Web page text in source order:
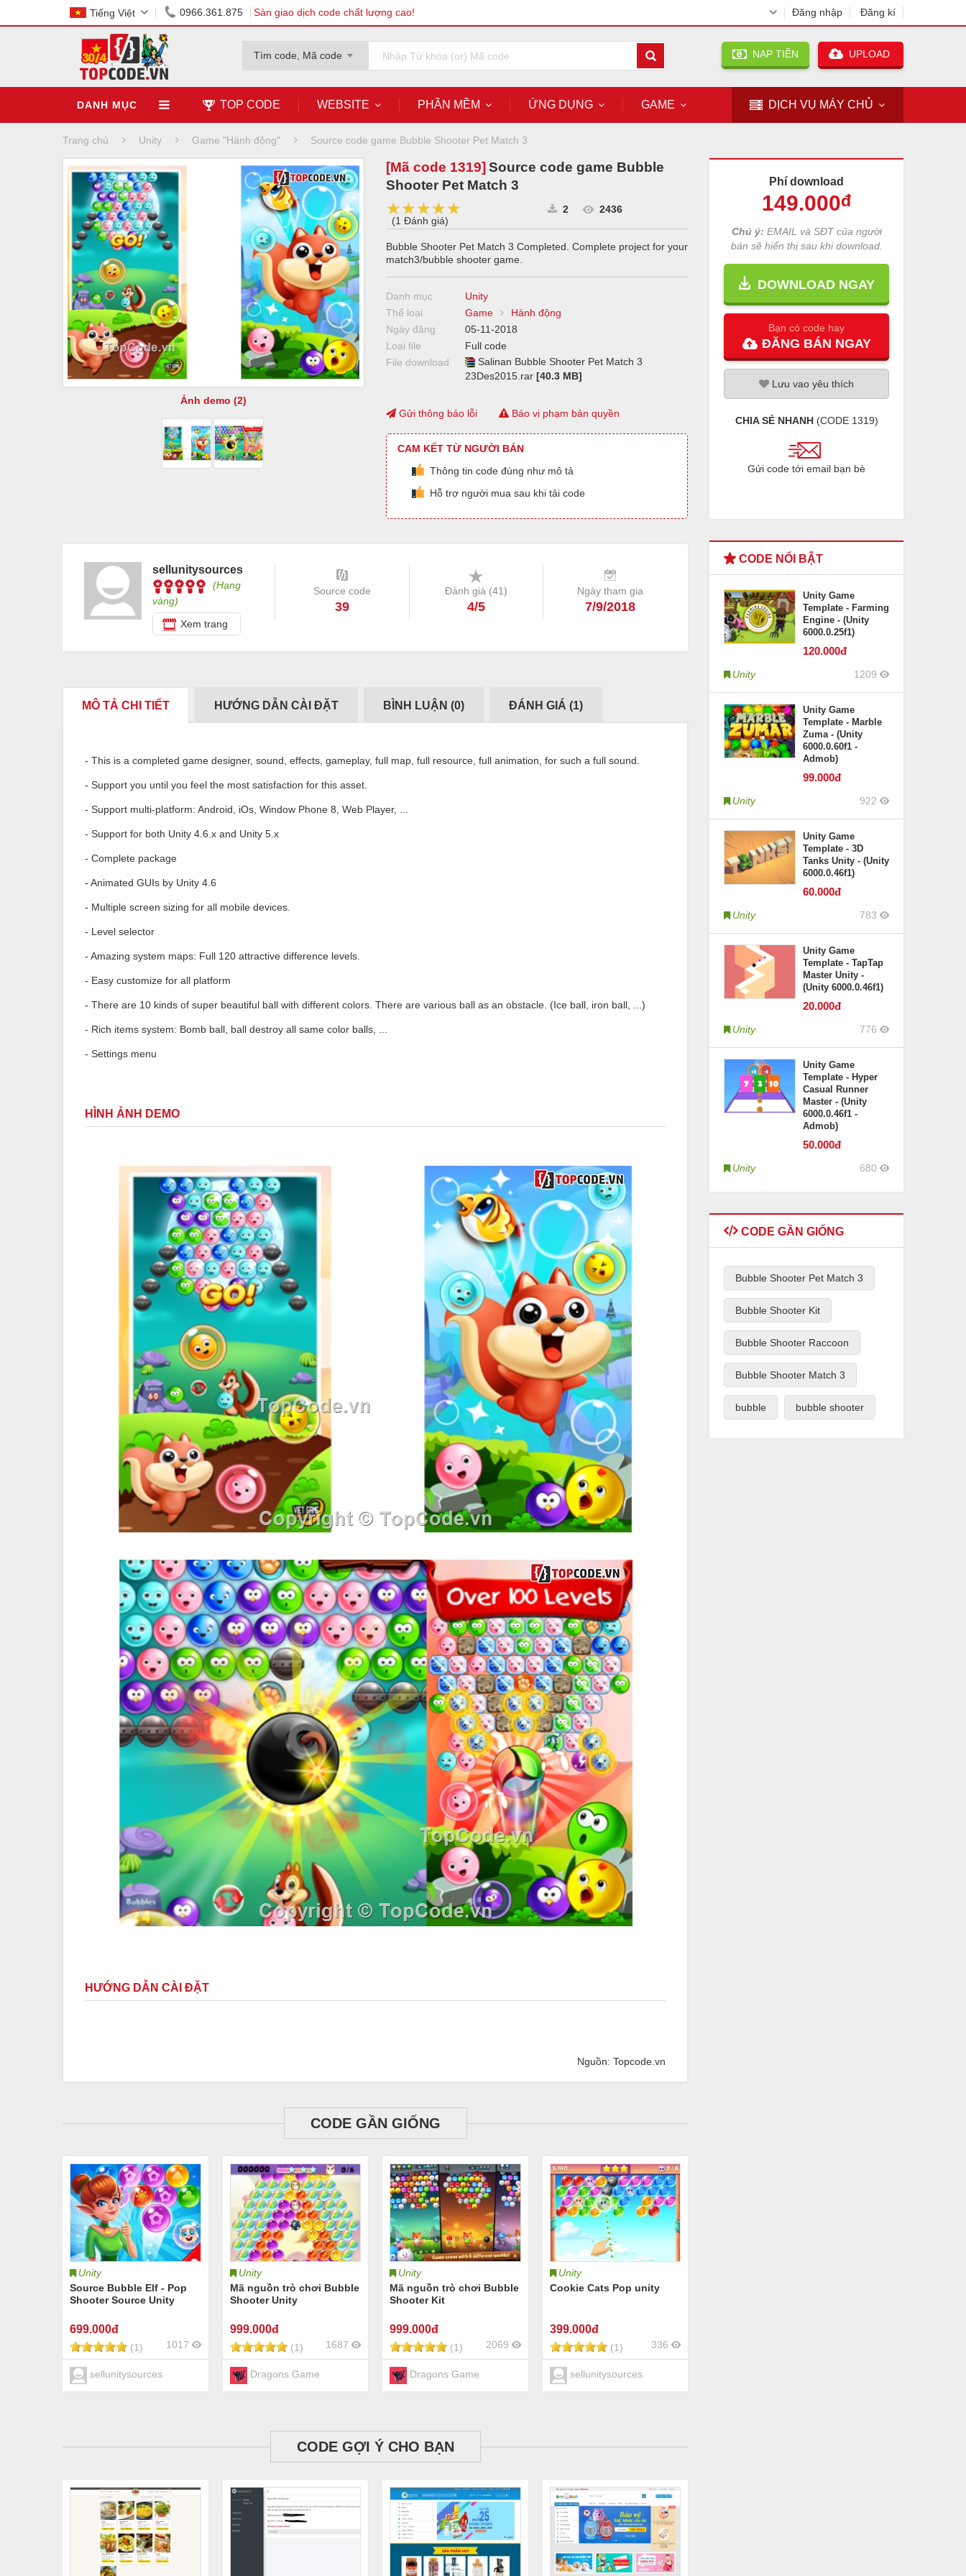
Tiếng Việt 0966.361.875 Sàn giao dịch code chất lượng cao! Đăng nhập Đăng kí
Tìm code, Mã code NẠP TIỀN UPLOAD
DANH MỤC TOP CODE WEBSITE PHẦN MỀM ỨNG DỤNG GAME DỊCH VỤ MÁY CHỦ
Trang chủ Unity Game "Hành động" Source code game Bubble Shooter Pet Match 3
Ảnh demo (2)
[Mã code 1319] Source code game Bubble
Shooter Pet Match 3
★★★★★
★★★★★
★★★★★
(1 Đánh giá)
2 2436
Bubble Shooter Pet Match 3 Completed. Complete project for your
match3/bubble shooter game.
Danh mục
Unity
Thể loại
Game
Hành động
Ngày đăng
05-11-2018
Loại file
Full code
File download
Salinan Bubble Shooter Pet Match 3
23Des2015.rar [40.3 MB]
Gửi thông báo lỗi Báo vi phạm bản quyền
CAM KẾT TỪ NGƯỜI BÁN
Thông tin code đúng như mô tả
Hỗ trợ người mua sau khi tải code
sellunitysources
(Hạng
vàng)
Xem trang
Source code
39
Đánh giá (41)
4/5
Ngày tham gia
7/9/2018
MÔ TẢ CHI TIẾT HƯỚNG DẪN CÀI ĐẶT BÌNH LUẬN (0) ĐÁNH GIÁ (1)
- This is a completed game designer, sound, effects, gameplay, full map, full resource, full animation, for such a full sound.
- Support you until you feel the most satisfaction for this asset.
- Support multi-platform: Android, iOs, Window Phone 8, Web Player, ...
- Support for both Unity 4.6.x and Unity 5.x
- Complete package
- Animated GUIs by Unity 4.6
- Multiple screen sizing for all mobile devices.
- Level selector
- Amazing system maps: Full 120 attractive difference levels.
- Easy customize for all platform
- There are 10 kinds of super beautiful ball with different colors. There are various ball as an obstacle. (Ice ball, iron ball, ...)
- Rich items system: Bomb ball, ball destroy all same color balls, ...
- Settings menu
HÌNH ẢNH DEMO
HƯỚNG DẪN CÀI ĐẶT
Nguồn: Topcode.vn
CODE GẦN GIỐNG
Unity
Source Bubble Elf - Pop
Shooter Source Unity
699.000đ
(1) 1017
sellunitysources
Unity
Mã nguồn trò chơi Bubble
Shooter Unity
999.000đ
(1) 1687
Dragons Game
Unity
Mã nguồn trò chơi Bubble
Shooter Kit
999.000đ
(1) 2069
Dragons Game
Unity
Cookie Cats Pop unity
399.000đ
(1) 336
sellunitysources
CODE GỢI Ý CHO BẠN
Phí download
149.000đ
Chú ý: EMAIL và SĐT của người
bán sẽ hiển thị sau khi download.
DOWNLOAD NGAY
Bạn có code hay
ĐĂNG BÁN NGAY
Lưu vao yêu thích
CHIA SẺ NHANH(CODE 1319)
Gửi code tới email bạn bè
CODE NỔI BẬT
Unity Game
Template - Farming
Engine - (Unity
6000.0.25f1)
120.000đ
Unity 1209
Unity Game
Template - Marble
Zuma - (Unity
6000.0.60f1 -
Admob)
99.000đ
Unity 922
Unity Game
Template - 3D
Tanks Unity - (Unity
6000.0.46f1)
60.000đ
Unity 783
Unity Game
Template - TapTap
Master Unity -
(Unity 6000.0.46f1)
20.000đ
Unity 776
Unity Game
Template - Hyper
Casual Runner
Master - (Unity
6000.0.46f1 -
Admob)
50.000đ
Unity 680
CODE GẦN GIỐNG
Bubble Shooter Pet Match 3
Bubble Shooter Kit
Bubble Shooter Raccoon
Bubble Shooter Match 3
bubble bubble shooter